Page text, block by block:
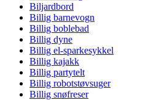
Biljardbord
Billig barnevogn
Billig boblebad
Billig dyne
Billig el-sparkesykkel
Billig kajakk
Billig partytelt
Billig robotstøvsuger
Billig snøfreser